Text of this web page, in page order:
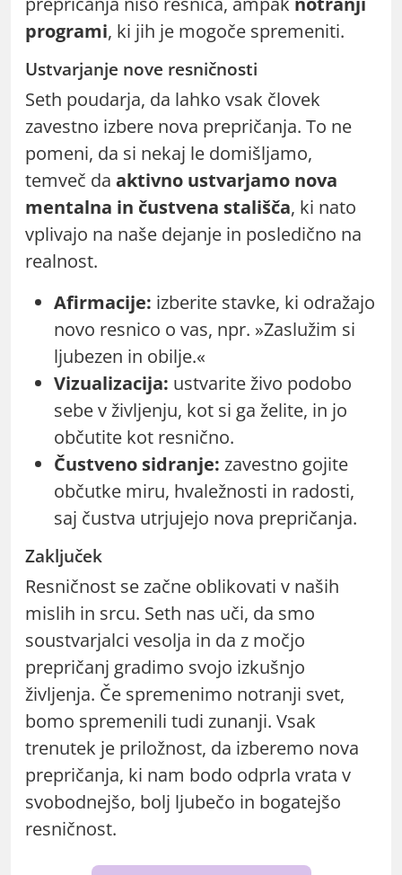
programi, ki jih je mogoče spremeniti.
Ustvarjanje nove resničnosti
Seth poudarja, da lahko vsak človek
zavestno izbere nova prepričanja. To ne
pomeni, da si nekaj le domišljamo,
temveč da aktivno ustvarjamo nova
mentalna in čustvena stališča, ki nato
vplivajo na naše dejanje in posledično na
realnost.
Afirmacije: izberite stavke, ki odražajo
novo resnico o vas, npr. »Zaslužim si
ljubezen in obilje.«
Vizualizacija: ustvarite živo podobo
sebe v življenju, kot si ga želite, in jo
občutite kot resnično.
Čustveno sidranje: zavestno gojite
občutke miru, hvaležnosti in radosti,
saj čustva utrjujejo nova prepričanja.
Zaključek
Resničnost se začne oblikovati v naših
mislih in srcu. Seth nas uči, da smo
soustvarjalci vesolja in da z močjo
prepričanj gradimo svojo izkušnjo
življenja. Če spremenimo notranji svet,
bomo spremenili tudi zunanji. Vsak
trenutek je priložnost, da izberemo nova
prepričanja, ki nam bodo odprla vrata v
svobodnejšo, bolj ljubečo in bogatejšo
resničnost.